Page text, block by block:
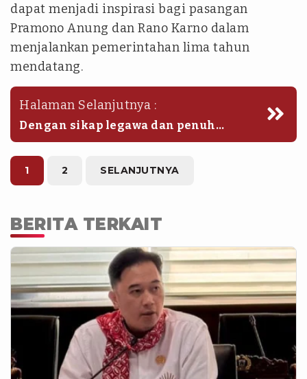
dapat menjadi inspirasi bagi pasangan
Pramono Anung dan Rano Karno dalam
menjalankan pemerintahan lima tahun
mendatang.
Halaman Selanjutnya :
Dengan sikap legawa dan penuh
apresiasi, Ridwan Kamil kembali
menunjukkan komitmennya terhadap
demokrasi yang damai dan
bermartabat, meski harus menerima
harapan. (agr/iwh)
1 2 SELANJUTNYA
BERITA TERKAIT